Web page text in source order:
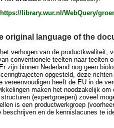
https://library.wur.nl/WebQuery/
original language of the
verhogen van de
conventionele teelten naar
binnen Nederland nog geen
opgesteld, deze
heeft de EU in de
maken het noodzakelijk
(expertgroepen) zoveel
is een productwerkgroep
en de kennislacunes te